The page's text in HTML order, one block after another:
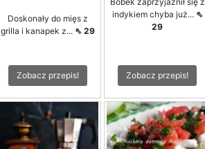
Doskonały do mięs z
grilla i kanapek z... ⇖ 29
Zobacz przepis!
indykiem chyba już... ⇖
29
Zobacz przepis!